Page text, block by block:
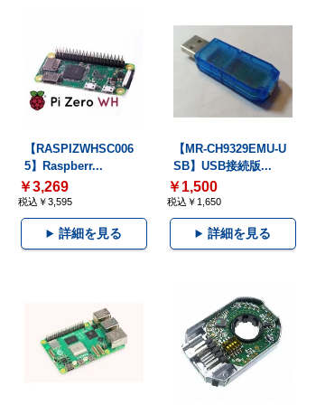
【RASPIZWHSC006
5】Raspberr...
￥3,269
税込￥3,595
詳細を見る
【MR-CH9329EMU-U
SB】USB接続版...
￥1,500
税込￥1,650
詳細を見る